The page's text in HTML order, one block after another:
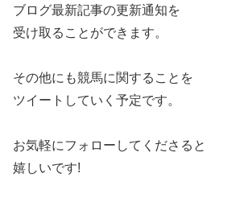
ブログ最新記事の更新通知を
受け取ることができます。
その他にも競馬に関することを
ツイートしていく予定です。
お気軽にフォローしてくださると
嬉しいです!